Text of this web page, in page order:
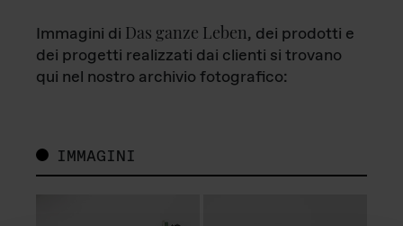
Immagini di Das ganze Leben, dei prodotti e
dei progetti realizzati dai clienti si trovano
qui nel nostro archivio fotografico:
IMMAGINI